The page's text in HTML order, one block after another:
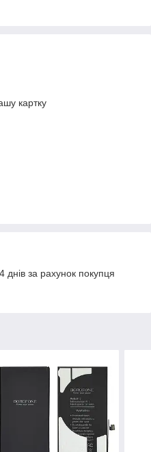
картку
за рахунок покупця